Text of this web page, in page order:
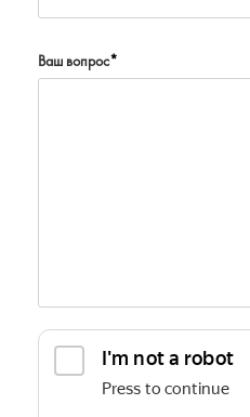
Ваш вопрос*